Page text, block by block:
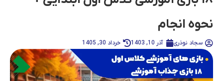
نحوه انجام
سجاد نوذری آذر 10, 1403 خرداد 30, 1405